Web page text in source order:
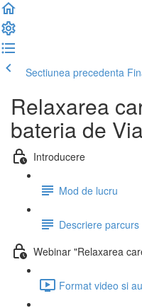
Sectiunea precedenta
Relaxarea
bateria de
Introducere
Mod de lucru
Descriere parcurs
Webinar "Relaxarea
Format video si